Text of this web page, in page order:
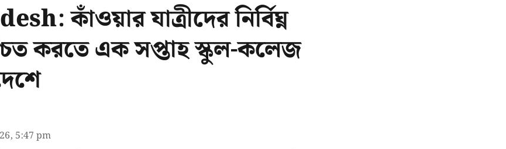
কাঁওয়ার যাত্রীদের নির্বিঘ্ন
করতে এক সপ্তাহ স্কুল-কলেজ
5:47 pm